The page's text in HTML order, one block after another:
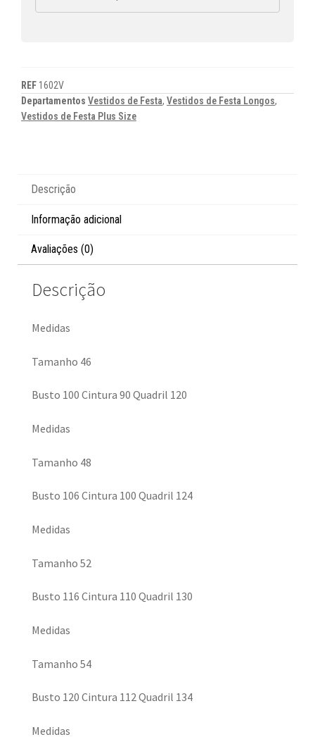
REF 1602V
Departamentos Vestidos de Festa, Vestidos de Festa Longos,
Vestidos de Festa Plus Size
Descrição
Informação adicional
Avaliações (0)
Descrição
Medidas
Tamanho 46
Busto 100 Cintura 90 Quadril 120
Medidas
Tamanho 48
Busto 106 Cintura 100 Quadril 124
Medidas
Tamanho 52
Busto 116 Cintura 110 Quadril 130
Medidas
Tamanho 54
Busto 120 Cintura 112 Quadril 134
Medidas